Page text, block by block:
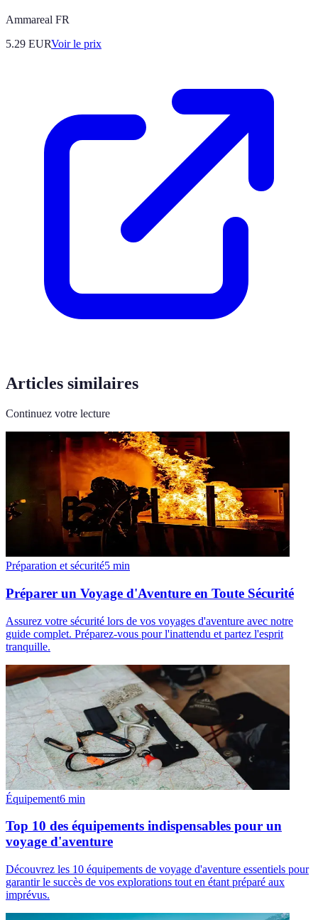
Ammareal FR
5.29 EURVoir le prix
Articles similaires
Continuez votre lecture
Préparation et sécurité5 min
Préparer un Voyage d'Aventure en Toute Sécurité
Assurez votre sécurité lors de vos voyages d'aventure avec notre
guide complet. Préparez-vous pour l'inattendu et partez l'esprit
tranquille.
Équipement6 min
Top 10 des équipements indispensables pour un
voyage d'aventure
Découvrez les 10 équipements de voyage d'aventure essentiels pour
garantir le succès de vos explorations tout en étant préparé aux
imprévus.